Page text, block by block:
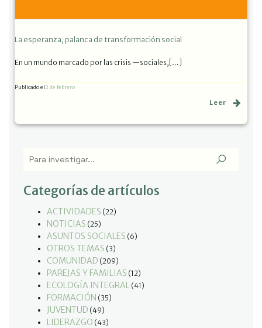
La esperanza, palanca de transformación social
En un mundo marcado por las crisis —sociales,[…]
Publicado el2 de febrero
Leer
Categorías de artículos
ACTIVIDADES (22)
NOTICIAS (25)
ASUNTOS SOCIALES (6)
OTROS TEMAS (3)
COMUNIDAD (209)
PAREJAS Y FAMILIAS (12)
ECOLOGÍA INTEGRAL (41)
FORMACIÓN (35)
JUVENTUD (49)
LIDERAZGO (43)